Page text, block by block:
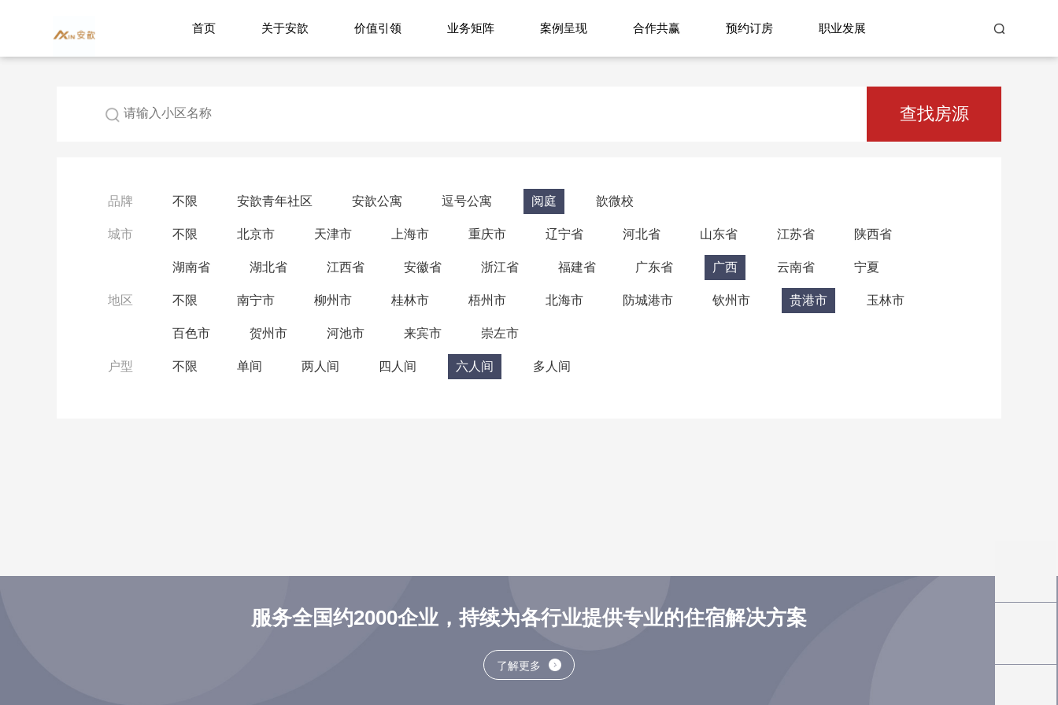
首页 关于安歆 价值引领 业务矩阵 案例呈现 合作共赢 预约订房 职业发展
查找房源
品牌 不限 安歆青年社区 安歆公寓 逗号公寓 阅庭 歆微校
城市 不限 北京市 天津市 上海市 重庆市 辽宁省 河北省 山东省 江苏省 陕西省
湖南省 湖北省 江西省 安徽省 浙江省 福建省 广东省 广西 云南省 宁夏
地区 不限 南宁市 柳州市 桂林市 梧州市 北海市 防城港市 钦州市 贵港市 玉林市
百色市 贺州市 河池市 来宾市 崇左市
户型 不限 单间 两人间 四人间 六人间 多人间
服务全国约2000企业，持续为各行业提供专业的住宿解决方案
了解更多